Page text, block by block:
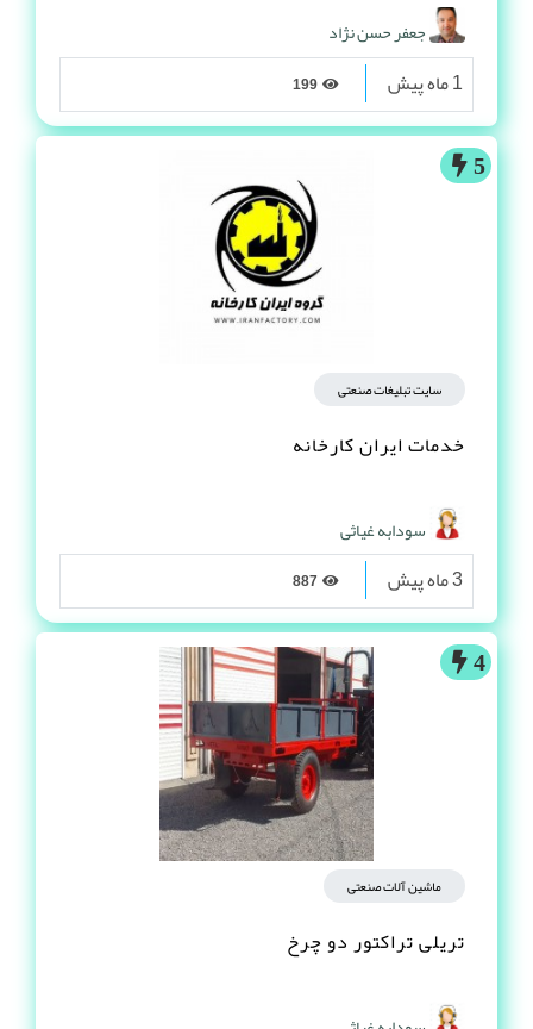
جعفر حسن نژاد
1 ماه پیش
5
سایت تبلیغات صنعتی
خدمات ایران کارخانه
سودابه غیاثی
3 ماه پیش
4
ماشین آلات صنعتی
تریلی تراکتور دو چرخ